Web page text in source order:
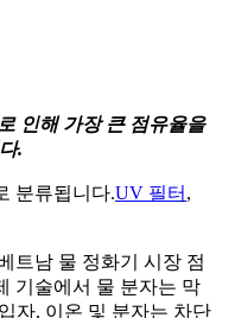
인해 가장 큰 점유율을
.
분류됩니다.UV 필터 ,
트남 물 정화기 시장 점
기술에서 물 분자는 막
자, 이온 및 분자는 차단